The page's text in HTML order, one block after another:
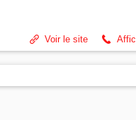
Voir le site